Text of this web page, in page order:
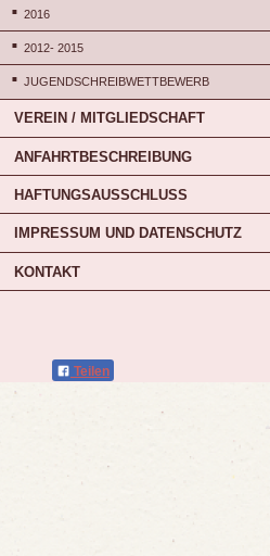
2016
2012- 2015
JUGENDSCHREIBWETTBEWERB
VEREIN / MITGLIEDSCHAFT
ANFAHRTBESCHREIBUNG
HAFTUNGSAUSSCHLUSS
IMPRESSUM UND DATENSCHUTZ
KONTAKT
Teilen